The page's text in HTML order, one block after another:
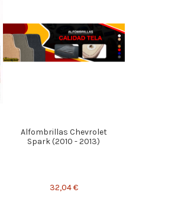
Alfombrillas Chevrolet
Spark (2010 - 2013)
32,04 €